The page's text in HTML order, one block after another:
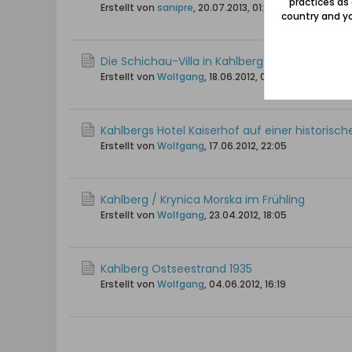
Erstellt von sanipre, 20.07.2013, 01:33
Die Schichau-Villa in Kahlberg
Erstellt von Wolfgang, 18.06.2012, 07:42
Kahlbergs Hotel Kaiserhof auf einer
Erstellt von Wolfgang, 17.06.2012, 22:05
Kahlberg / Krynica Morska im Frühling
Erstellt von Wolfgang, 23.04.2012, 18:05
Kahlberg Ostseestrand 1935
Erstellt von Wolfgang, 04.06.2012, 16:19
country and